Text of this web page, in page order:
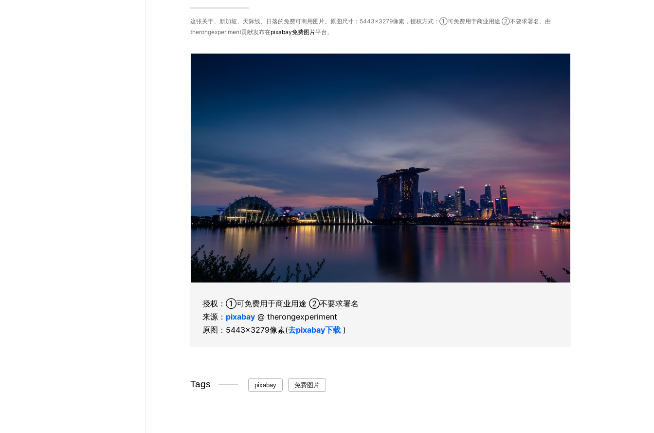
这张关于、新加坡、天际线、日落的免费可商用图片。原图尺寸：5443×3279像素，授权方式：①可免费用于商业用途 ②不要求署名。由
therongexperiment贡献发布在pixabay免费图片平台。
授权：①可免费用于商业用途 ②不要求署名
来源： pixabay@ therongexperiment
原图：5443×3279像素(去pixabay下载)
Tags pixabay 免费图片